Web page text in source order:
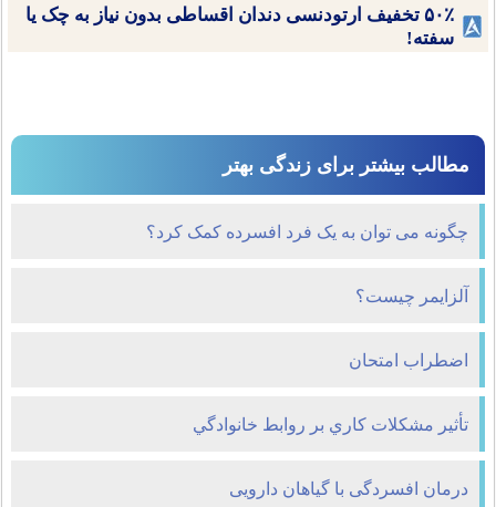
۵۰٪ تخفیف ارتودنسی دندان اقساطی بدون نیاز به چک یا
سفته!
مطالب بیشتر برای زندگی بهتر
چگونه می توان به یک فرد افسرده کمک کرد؟
آلزایمر چیست؟
اضطراب امتحان
تأثير مشکلات کاري بر روابط خانوادگي
درمان افسردگی با گیاهان دارویی